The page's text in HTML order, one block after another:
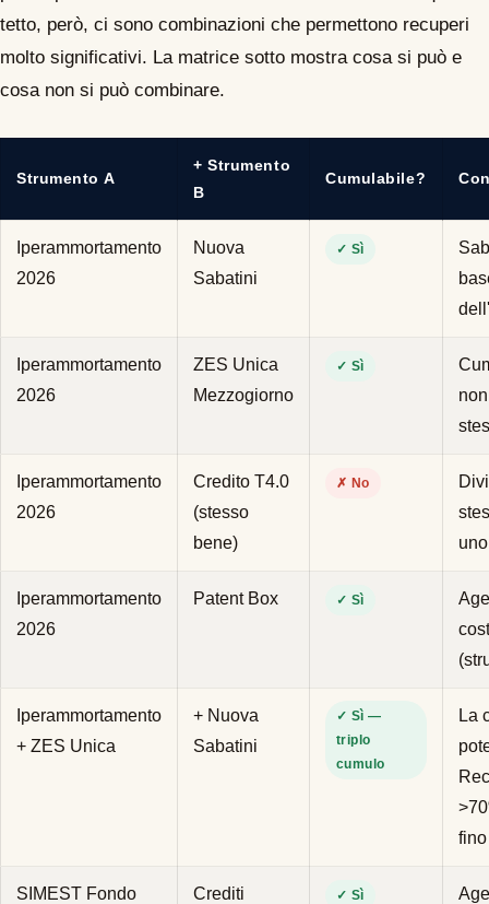
tetto, però, ci sono combinazioni che permettono recuperi
molto significativi. La matrice sotto mostra cosa si può e
cosa non si può combinare.
Strumento A
+ Strumento
B
Cumulabile?
Iperammortamento
2026
Nuova
Sabatini
✓ Sì
Iperammortamento
2026
ZES Unica
Mezzogiorno
✓ Sì
Iperammortamento
2026
Credito T4.0
(stesso
bene)
✗ No
Iperammortamento
2026
Patent Box ✓ Sì
Iperammortamento
+ ZES Unica
+ Nuova
Sabatini
✓ Sì —
triplo
cumulo
La
SIMEST Fondo
Crediti
✓ Sì